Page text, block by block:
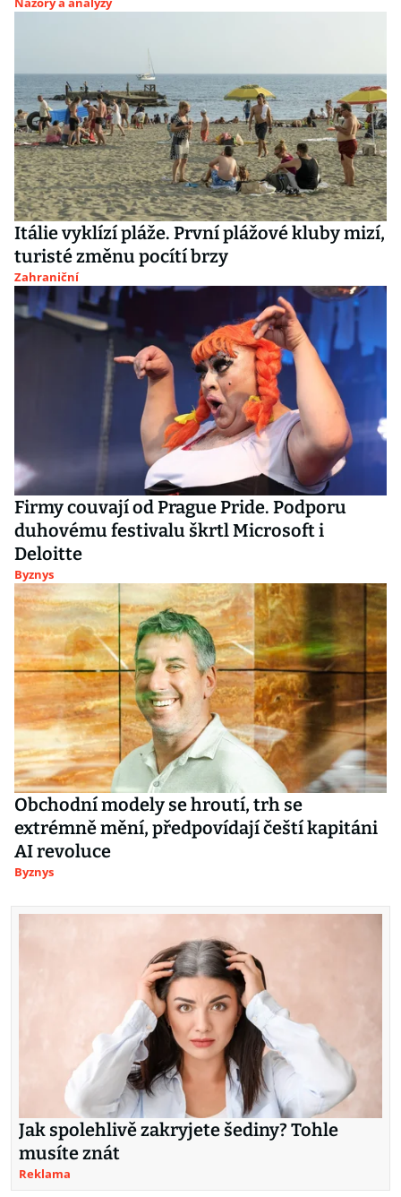
Itálie vyklízí pláže. První plážové kluby mizí,
turisté změnu pocítí brzy
Zahraniční
Firmy couvají od Prague Pride. Podporu
duhovému festivalu škrtl Microsoft i
Deloitte
Byznys
Obchodní modely se hroutí, trh se
extrémně mění, předpovídají čeští kapitáni
AI revoluce
Byznys
Jak spolehlivě zakryjete šediny? Tohle
musíte znát
Reklama